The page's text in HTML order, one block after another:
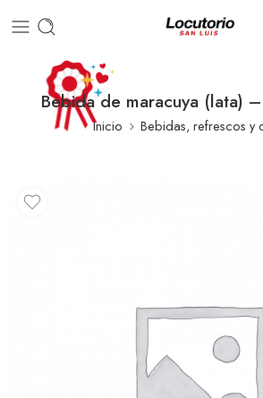
Bebida de maracuya (lata)
Inicio Bebidas, refrescos y